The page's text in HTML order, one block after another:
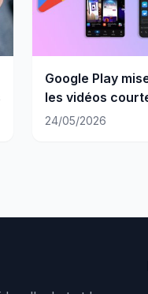
Google Play
les vidéos
24/05/2026